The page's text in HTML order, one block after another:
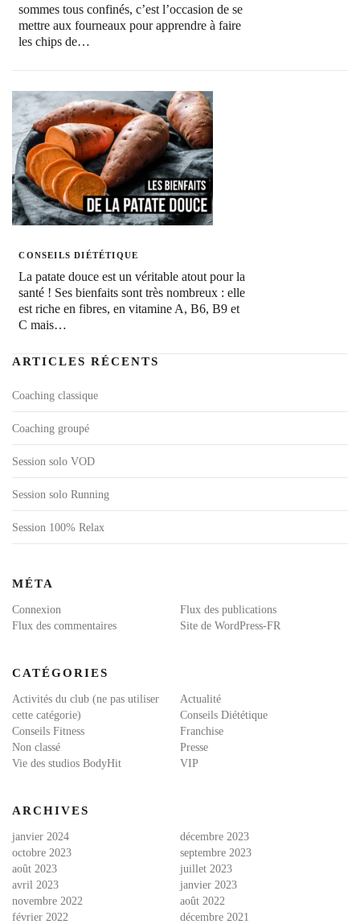
sommes tous confinés, c’est l’occasion de se
mettre aux fourneaux pour apprendre à faire
les chips de…
CONSEILS DIÉTÉTIQUE
La patate douce est un véritable atout pour la
santé ! Ses bienfaits sont très nombreux : elle
est riche en fibres, en vitamine A, B6, B9 et
C mais…
ARTICLES RÉCENTS
Coaching classique
Coaching groupé
Session solo VOD
Session solo Running
Session 100% Relax
MÉTA
Connexion
Flux des publications
Flux des commentaires
Site de WordPress-FR
CATÉGORIES
Activités du club (ne pas utiliser
cette catégorie)
Actualité
Conseils Diététique
Conseils Fitness
Franchise
Non classé
Presse
Vie des studios BodyHit
VIP
ARCHIVES
janvier 2024
décembre 2023
octobre 2023
septembre 2023
août 2023
juillet 2023
avril 2023
janvier 2023
novembre 2022
août 2022
février 2022
décembre 2021